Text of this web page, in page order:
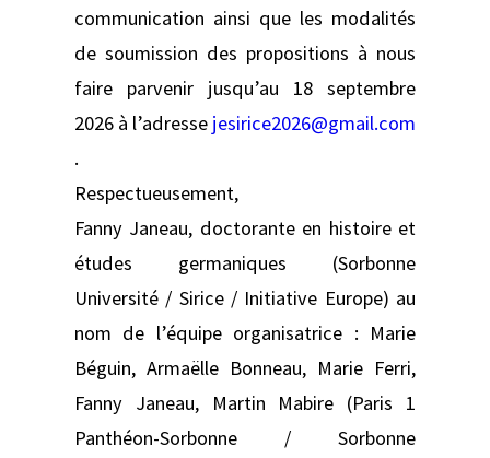
communication ainsi que les modalités
de soumission des propositions à nous
faire parvenir jusqu’au 18 septembre
2026 à l’adresse jesirice2026@gmail.com
.
Respectueusement,
Fanny Janeau, doctorante en histoire et
études germaniques (Sorbonne
Université / Sirice / Initiative Europe) au
nom de l’équipe organisatrice : Marie
Béguin, Armaëlle Bonneau, Marie Ferri,
Fanny Janeau, Martin Mabire (Paris 1
Panthéon-Sorbonne / Sorbonne